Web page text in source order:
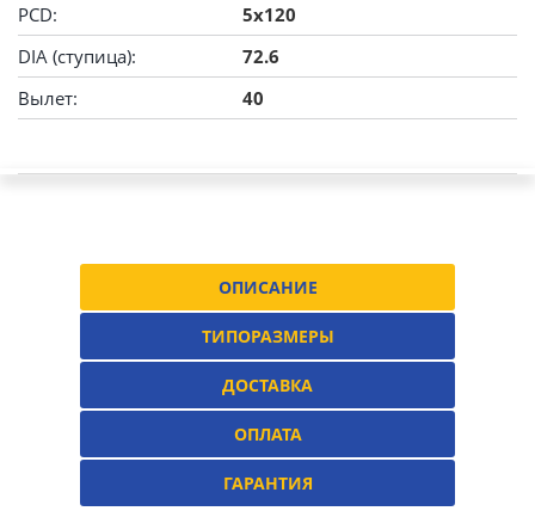
PCD:
5x120
DIA (ступица):
72.6
Вылет:
40
ОПИСАНИЕ
ТИПОРАЗМЕРЫ
ДОСТАВКА
ОПЛАТА
ГАРАНТИЯ